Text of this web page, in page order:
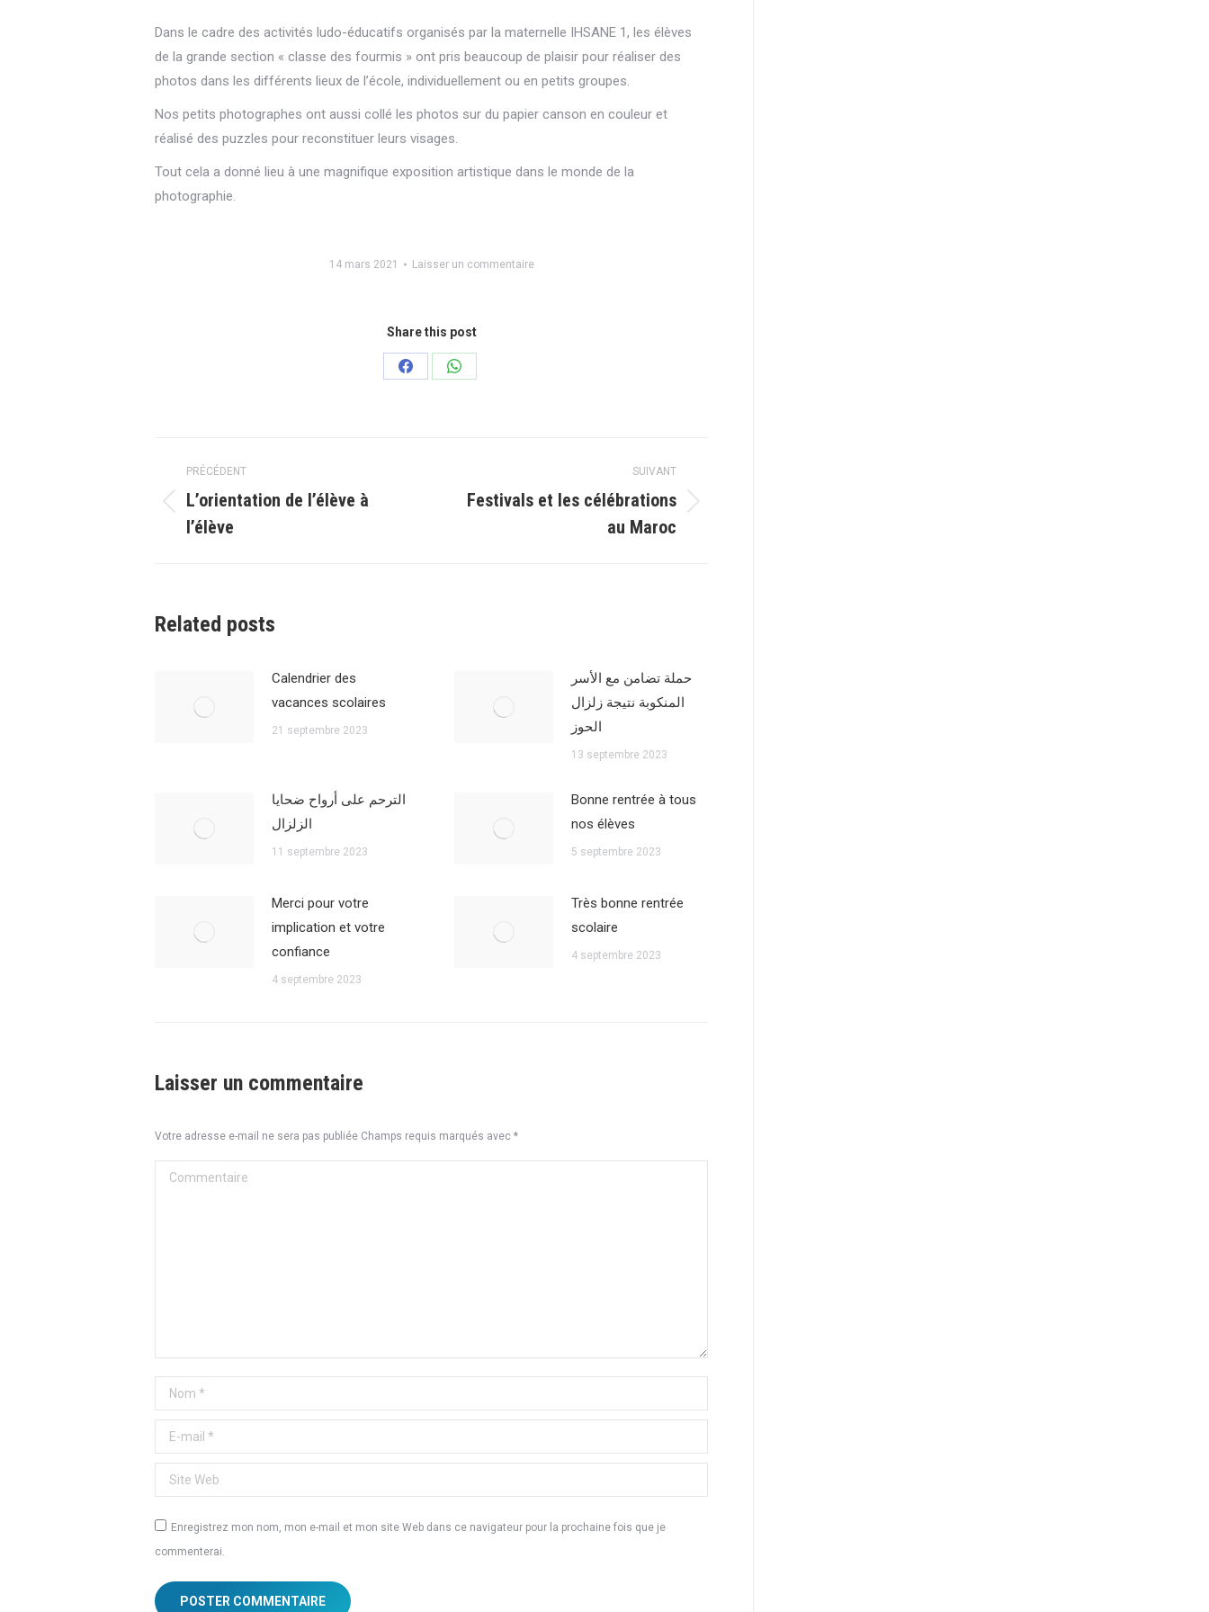
Dans le cadre des activités ludo-éducatifs organisés par la maternelle IHSANE 1, les élèves
de la grande section « classe des fourmis » ont pris beaucoup de plaisir pour réaliser des
photos dans les différents lieux de l’école, individuellement ou en petits groupes.
Nos petits photographes ont aussi collé les photos sur du papier canson en couleur et
réalisé des puzzles pour reconstituer leurs visages.
Tout cela a donné lieu à une magnifique exposition artistique dans le monde de la
photographie.
14 mars 2021 Laisser un commentaire
Share this post
PartagerPartager
Navigation
article
PRÉCÉDENT
Article
précédent
L’orientation de l’élève à
l’élève
SUIVANT
Article
Festivals et les célébrations
au Maroc
Related posts
Calendrier des
vacances scolaires
21 septembre 2023
حملة تضامن مع الأسر
المنكوبة نتيجة زلزال
الحوز
13 septembre 2023
الترحم على أرواح ضحايا
الزلزال
11 septembre 2023
Bonne rentrée à tous
nos élèves
5 septembre 2023
Merci pour votre
implication et votre
confiance
4 septembre 2023
Très bonne rentrée
scolaire
4 septembre 2023
Laisser un commentaire
Votre adresse e-mail ne sera pas publiée Champs requis marqués avec *
Commentaire
Nom *
E-mail *
Site Web
Enregistrez mon nom, mon e-mail et mon site Web dans ce navigateur pour la prochaine fois que je
commenterai.
POSTER COMMENTAIRE